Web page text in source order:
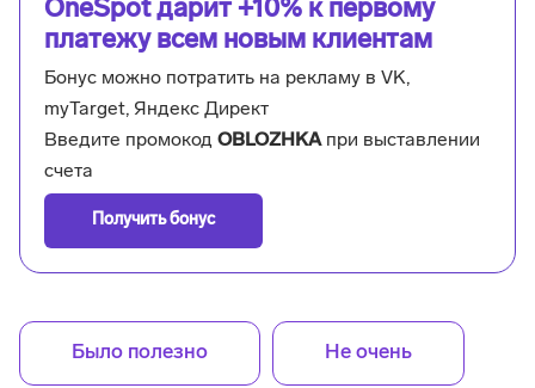
OneSpot дарит +10% к первому
платежу всем новым клиентам
Бонус можно потратить на рекламу в VK,
myTarget, Яндекс Директ
Введите промокод OBLOZHKAпри выставлении
счета
Получить бонус
Было полезно Не очень